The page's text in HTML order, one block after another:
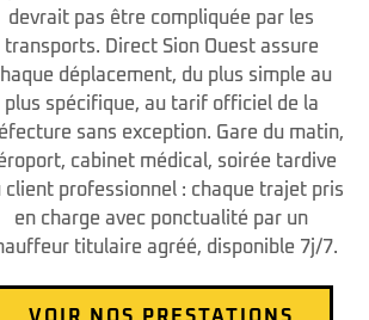
devrait pas être compliquée par les
transports. Direct Sion Ouest assure
déplacement, du plus simple au
plus spécifique, au tarif officiel de la
sans exception. Gare du matin,
cabinet médical, soirée tardive
client professionnel : chaque trajet pris
en charge avec ponctualité par un
titulaire agréé, disponible 7j/7.
VOIR NOS PRESTATIONS